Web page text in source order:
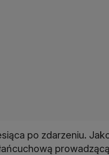
po zdarzeniu.
prowadzącą